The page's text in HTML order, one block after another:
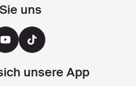
uns
unsere App